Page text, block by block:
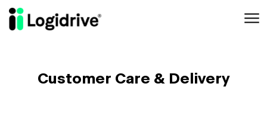
Aller au contenu principal
Customer Care & Delivery